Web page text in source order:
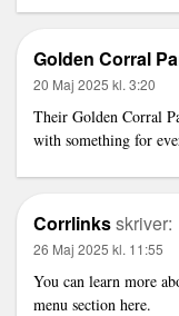
Golden Corral
20 Maj 2025 kl. 3:20
Their Golden Corral
with something for
Corrlinksskriver:
26 Maj 2025 kl. 11:55
You can learn more
menu section here.